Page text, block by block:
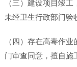
（三）建设项目竣
未经卫生行政部门验
（四）存在高毒作
门审查同意，擅自施